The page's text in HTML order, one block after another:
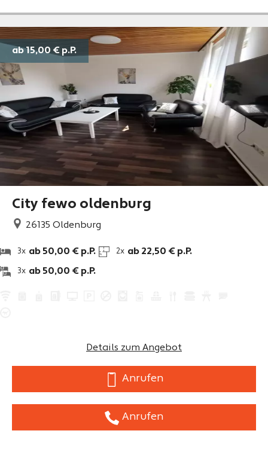
City fewo oldenburg
26135 Oldenburg
3x ab 50,00 € p.P.
3x ab 50,00 € p.P.
2x ab 22,50 € p.P.
Details zum Angebot
Anrufen
Anrufen
ab 15,00 € p.P.